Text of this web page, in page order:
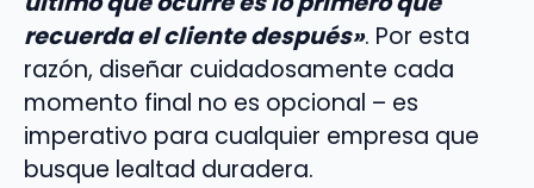
recuerda el cliente después». Por esta
razón, diseñar cuidadosamente cada
momento final no es opcional – es
imperativo para cualquier empresa que
busque lealtad duradera.